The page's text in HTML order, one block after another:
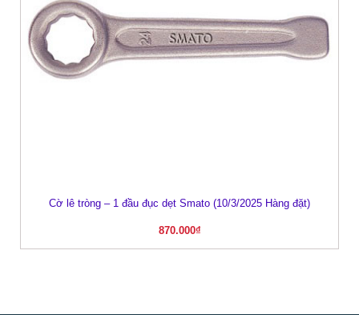
Cờ lê tròng – 1 đầu đục dẹt Smato (10/3/2025 Hàng đặt)
870.000₫